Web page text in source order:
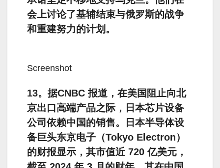
会上讨论了基辅结束与俄罗斯的战争
和重建努力的计划。
Screenshot
13。据CNBC 报道，在美国阻止向北
京出口高端产品之际，日本芯片设备
公司依赖中国的销售。日本半导体设
备巨头东京电子（Tokyo Electron）
的财报显示，其市值近 720 亿美元，